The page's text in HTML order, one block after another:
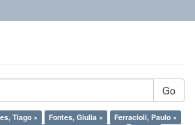
Go
Tiago × Fontes, Giulia ×
Ferracioli, Paulo ×